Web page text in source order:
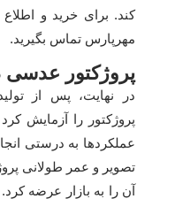
کند. برای خرید و اطلاع
مهرپارس تماس بگیرید.
پروژکتور عدسی
در نهایت، پس از
پروژکتور را آزمایش
عملکرد‌ها به درستی
تصویر و عمر طولانی
آن را به بازار عرضه